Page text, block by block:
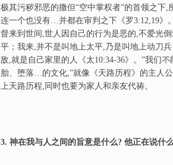
极其污秽邪恶的撒但“空中掌权者”的首领之下
连一个也没有…并都在审判之下《罗3:12,19》
督来到世间,世人因自己的行为是恶的,不爱光
平；我来,并不是叫地上太平,乃是叫地上动刀
敌,就是自己家里的人《太10:34-36》。”我们
胎、堕落…的文化,”就像《天路历程》的主人
上天路历程,同时也要为家人和亲友代祷。
3. 神在我与人之间的旨意是什么? 他正在说什